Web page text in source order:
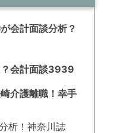
会計面談分析？
会計面談3939
介護離職！幸手
析！神奈川誌